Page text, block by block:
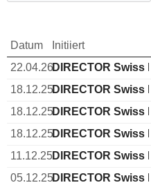
Datum Initiiert
22.04.26DIRECTOR Swiss
18.12.25DIRECTOR Swiss
18.12.25DIRECTOR Swiss
18.12.25DIRECTOR Swiss
11.12.25DIRECTOR Swiss
05.12.25DIRECTOR Swiss